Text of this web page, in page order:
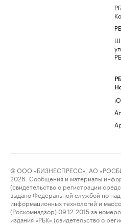
© ООО «БИЗНЕСПРЕСС», АО
2026. Сообщения и материалы
(свидетельство о регистрации
выдано Федеральной службой по
информационных технологий и
(Роскомнадзор) 09.12.2015 за
издания «РБК» (свидетельство о